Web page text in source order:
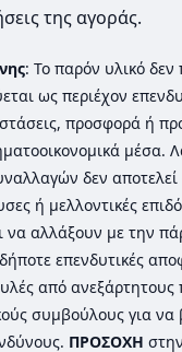
της αγοράς.
: Το παρόν υλικό δεν
ως περιέχον
προσφορά ή
μέσα.
δεν αποτελεί
ή μελλοντικές
να αλλάξουν με την
επενδυτικές
από ανεξάρτητους
συμβούλους για να
ΠΡΟΣΟΧΗ